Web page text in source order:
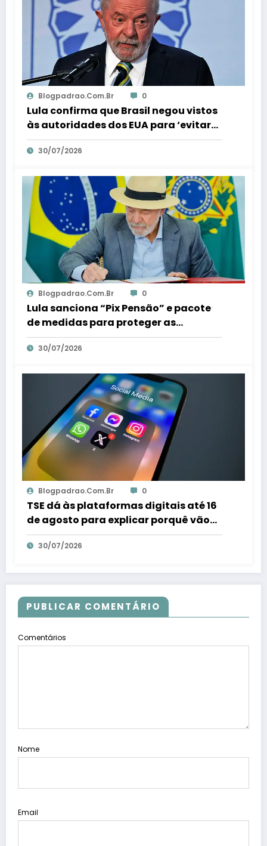
Blogpadrao.com.br 0
Lula confirma que Brasil negou vistos
às autoridades dos EUA para ‘evitar
interferência’ nas eleições – Em Dia ES
30/07/2026
Blogpadrao.com.br 0
Lula sanciona “Pix Pensão” e pacote
de medidas para proteger as
mulheres – Em Dia ES
30/07/2026
Blogpadrao.com.br 0
TSE dá às plataformas digitais até 16
de agosto para explicar porquê vão
combater fraudes eleitorais – Em Dia
ES 30/07/2026
PUBLICAR COMENTÁRIO
Comentários
Nome
Email